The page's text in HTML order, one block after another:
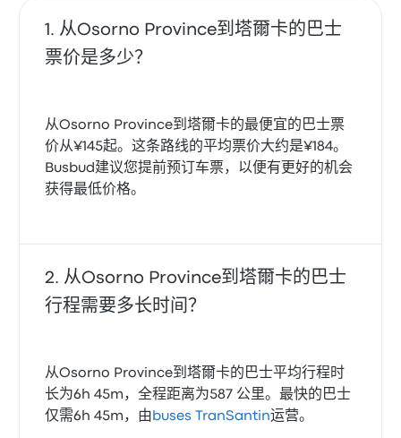
从Osorno Province到塔爾卡的巴士
票价是多少？
从Osorno Province到塔爾卡的最便宜的巴士票
价从¥145起。这条路线的平均票价大约是¥184。
Busbud建议您提前预订车票，以便有更好的机会
获得最低价格。
从Osorno Province到塔爾卡的巴士
行程需要多长时间？
从Osorno Province到塔爾卡的巴士平均行程时
长为6h 45m，全程距离为587 公里。最快的巴士
仅需6h 45m，由 buses TranSantin运营。